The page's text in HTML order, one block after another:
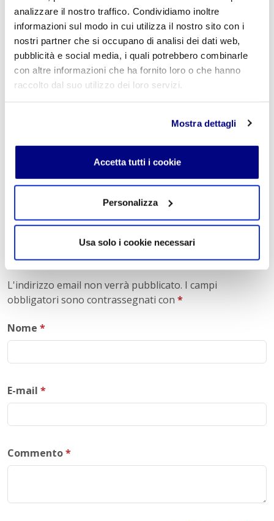
analizzare il nostro traffico. Condividiamo inoltre
informazioni sul modo in cui utilizza il nostro sito con i
nostri partner che si occupano di analisi dei dati web,
pubblicità e social media, i quali potrebbero combinarle
con altre informazioni che ha fornito loro o che hanno
raccolto dal suo utilizzo dei loro servizi.
Mostra dettagli
Accetta tutti i cookie
Personalizza
Usa solo i cookie necessari
« Indietro
Istituto Paritario S. Freud – Scuola Privata Milano – Scuola
Turismo, Liceo delle Scienze Umane e Liceo Scientifico
02.29409829–www.istitutofreud.it
Scuola Superiore Paritaria Milano -
Scuola Privata Informatica
Scuola Privata Turismo Milano-Liceo delle Scienze Umane
indirizzo Economico Sociale Milano
Liceo Scientifico Milano
Lascia un commento
L'indirizzo email non verrà pubblicato. I campi
obbligatori sono contrassegnati con *
Nome *
E-mail *
Commento*